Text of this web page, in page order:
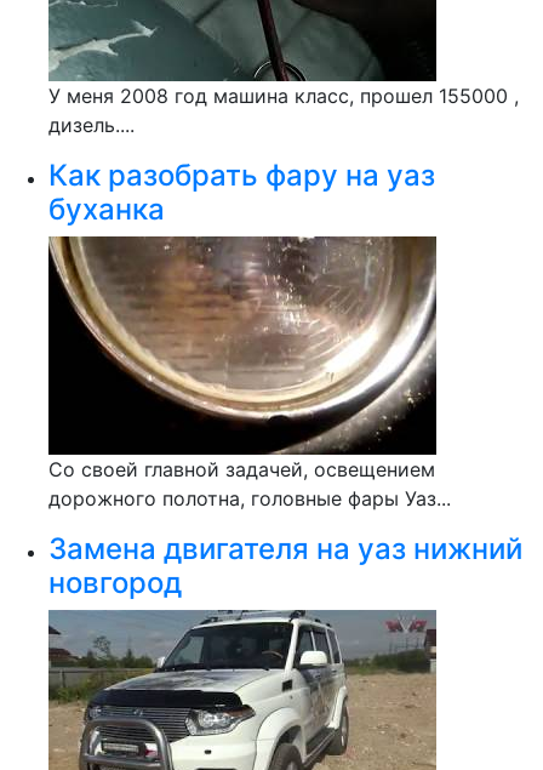
У меня 2008 год машина класс, прошел 155000 ,
дизель....
Как разобрать фару на уаз
буханка
Со своей главной задачей, освещением
дорожного полотна, головные фары Уаз...
Замена двигателя на уаз нижний
новгород